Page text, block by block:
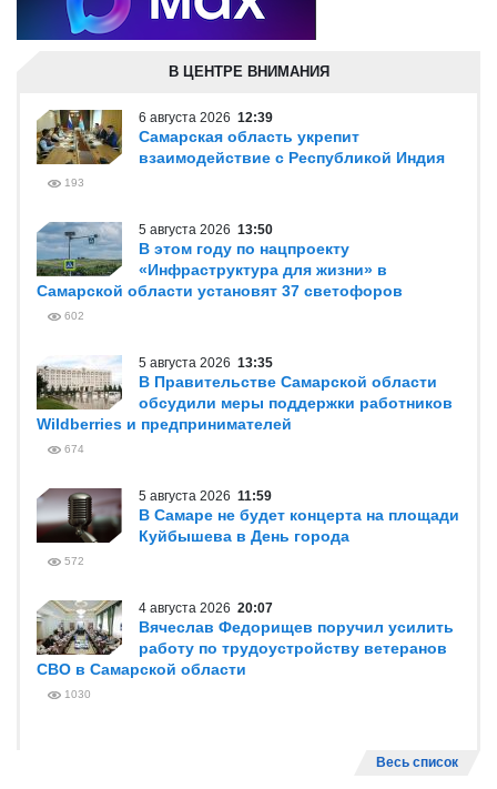
В ЦЕНТРЕ ВНИМАНИЯ
6 августа 2026 12:39
Самарская область укрепит
взаимодействие с Республикой Индия
193
5 августа 2026 13:50
В этом году по нацпроекту
«Инфраструктура для жизни» в
Самарской области установят 37 светофоров
602
5 августа 2026 13:35
В Правительстве Самарской области
обсудили меры поддержки работников
Wildberries и предпринимателей
674
5 августа 2026 11:59
В Самаре не будет концерта на площади
Куйбышева в День города
572
4 августа 2026 20:07
Вячеслав Федорищев поручил усилить
работу по трудоустройству ветеранов
СВО в Самарской области
1030
Весь список